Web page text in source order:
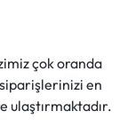
çok oranda
en
ulaştırmaktadır.